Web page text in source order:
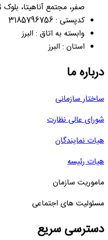
صفر، مجتمع آناهیتا، بلوک B، طبقه سوم، واحد 9
کدپستی : 3185796756
وابسته به اتاق : البرز
استان : البرز
درباره ما
ساختار سازمانی
شورای عالی نظارت
هیات نمایندگان
هیات رئیسه
ماموریت سازمان
مسئولیت های اجتماعی
دسترسی سریع